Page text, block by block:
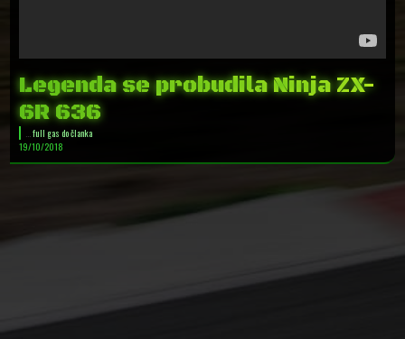
Legenda se probudila Ninja ZX-
6R 636
...full gas do članka
19/10/2018